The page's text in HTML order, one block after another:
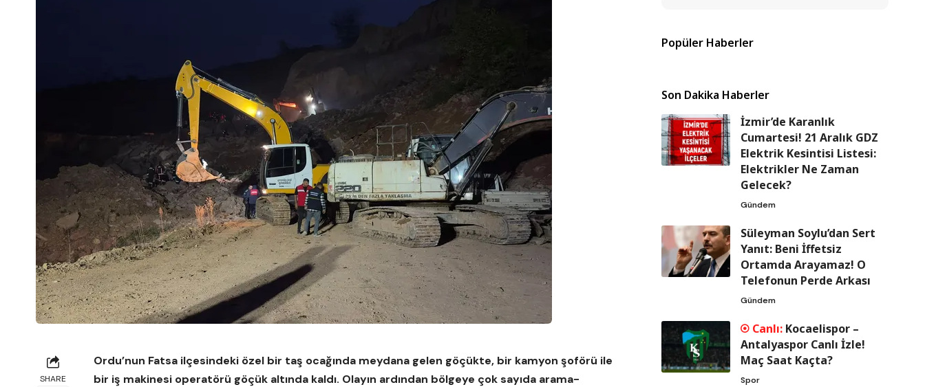
SHARE
Ordu’nun Fatsa ilçesindeki özel bir taş ocağında meydana gelen göçükte, bir kamyon şoförü ile
bir iş makinesi operatörü göçük altında kaldı. Olayın ardından bölgeye çok sayıda arama-
Popüler Haberler
Son Dakika Haberler
İzmir’de Karanlık
Cumartesi! 21 Aralık GDZ
Elektrik Kesintisi Listesi:
Elektrikler Ne Zaman
Gelecek?
Gündem
Süleyman Soylu’dan Sert
Yanıt: Beni İffetsiz
Ortamda Arayamaz! O
Telefonun Perde Arkası
Gündem
Kocaelispor –
Antalyaspor Canlı İzle!
Maç Saat Kaçta?
Spor